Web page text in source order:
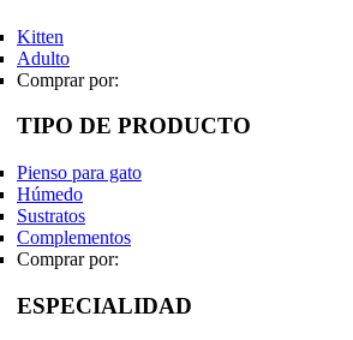
Kitten
Adulto
Comprar por:
TIPO DE PRODUCTO
Pienso para gato
Húmedo
Sustratos
Complementos
Comprar por:
ESPECIALIDAD